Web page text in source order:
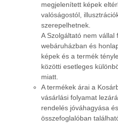
megjelenített képek
valóságostól,
szerepelhetnek.
A Szolgáltató nem vállal
webáruházban és
képek és a termék
közötti esetleges
miatt.
A termékek árai a
vásárlási folyamat
rendelés jóváhagyása
összefoglalóban